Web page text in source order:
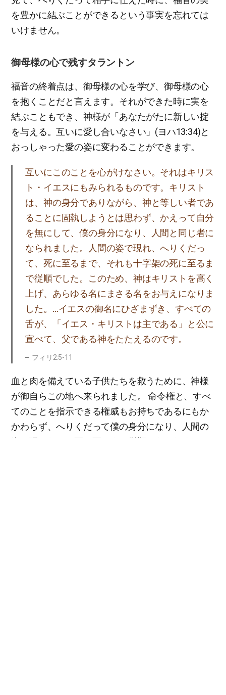
を豊かに結ぶことができるという事実を忘れては
いけません。
御母様の心で残すタラントン
福音の終着点は、御母様の心を学び、御母様の心
を抱くことだと言えます。それができた時に実を
結ぶこともでき、神様が「あなたがたに新しい掟
を与える。互いに愛し合いなさい」(ヨハ13:34)と
おっしゃった愛の姿に変わることができます。
互いにこのことを心がけなさい。それはキリス
ト・イエスにもみられるものです。キリスト
は、神の身分でありながら、神と等しい者であ
ることに固執しようとは思わず、かえって自分
を無にして、僕の身分になり、人間と同じ者に
なられました。人間の姿で現れ、へりくだっ
て、死に至るまで、それも十字架の死に至るま
で従順でした。このため、神はキリストを高く
上げ、あらゆる名にまさる名をお与えになりま
した。…イエスの御名にひざまずき、すべての
舌が、「イエス・キリストは主である」と公に
宣べて、父である神をたたえるのです。
フィリ2:5-11
血と肉を備えている子供たちを救うために、神様
が御自らこの地へ来られました。 命令権と、すべ
てのことを指示できる権威もお持ちであるにもか
かわらず、へりくだって僕の身分になり、人間の
姿で現われて、死に至るまで従順であられまし